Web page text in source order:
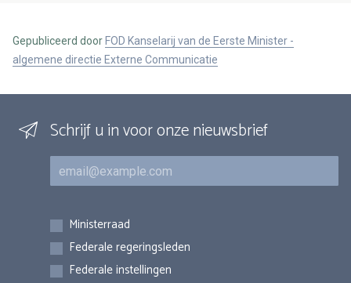
Gepubliceerd door FOD Kanselarij van de Eerste Minister -
algemene directie Externe Communicatie
Schrijf u in voor onze nieuwsbrief
E-mail
Inschrijvingen
Ministerraad
Federale regeringsleden
Federale instellingen